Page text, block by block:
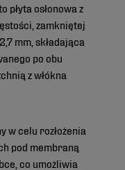
płyta osłonowa z
zamkniętej
mm, składająca
po obu
z włókna
w celu rozłożenia
pod membraną
co umożliwia